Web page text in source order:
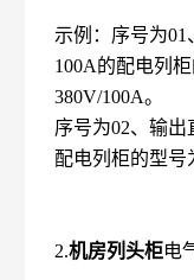
示例：序号为
100A的配电列
380V/100A。
序号为02、输出
配电列柜的型号
2.机房列头柜电